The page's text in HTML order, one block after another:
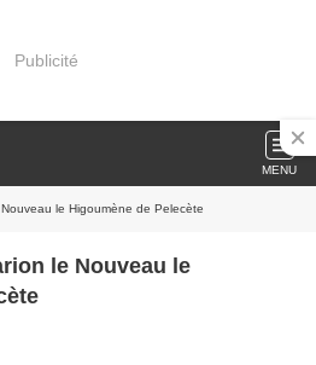
Publicité
MENU
le Higoumène de Pelecète
le Nouveau le